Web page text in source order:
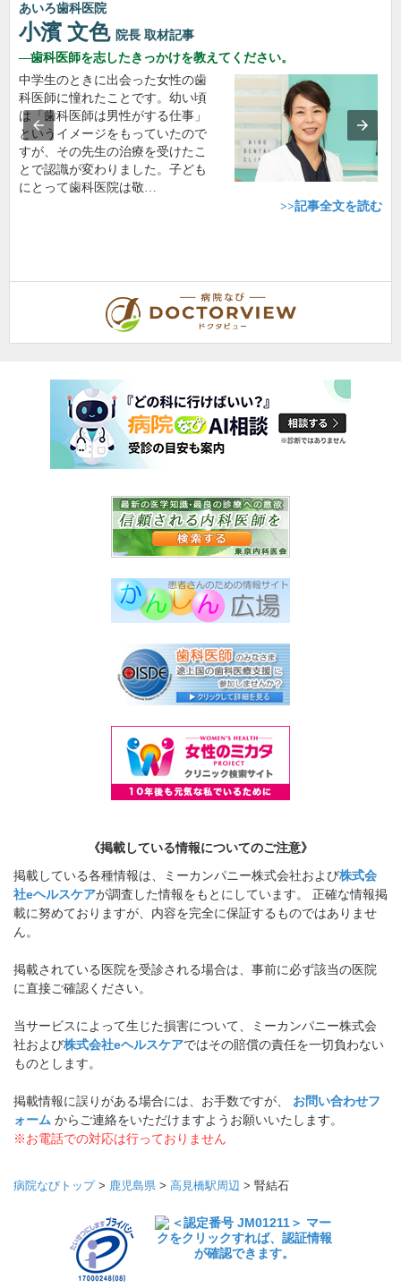
あいろ歯科医院
小濱 文色 院長 取材記事
歯科医師を志したきっかけを教えてください。
中学生のときに出会った女性の歯
科医師に憧れたことです。幼い頃
は「歯科医師は男性がする仕事」
というイメージをもっていたので
すが、その先生の治療を受けたこ
とで認識が変わりました。子ども
にとって歯科医院は敬…
>>記事全文を読む
《掲載している情報についてのご注意》
掲載している各種情報は、ミーカンパニー株式会社および株式会
社eヘルスケアが調査した情報をもとにしています。 正確な情報掲
載に努めておりますが、内容を完全に保証するものではありませ
ん。
掲載されている医院を受診される場合は、事前に必ず該当の医院
に直接ご確認ください。
当サービスによって生じた損害について、ミーカンパニー株式会
社および株式会社eヘルスケアではその賠償の責任を一切負わない
ものとします。
掲載情報に誤りがある場合には、お手数ですが、 お問い合わせフ
ォーム からご連絡をいただけますようお願いいたします。
※お電話での対応は行っておりません
病院なびトップ> 鹿児島県 > 高見橋駅周辺 > 腎結石